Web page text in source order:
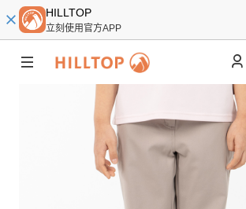
HILLTOP
立刻使用官方APP